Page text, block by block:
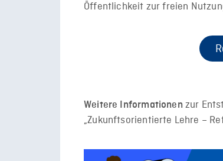
Öffentlichkeit zur freien
Weitere Informationen zur
„Zukunftsorientierte Lehre –